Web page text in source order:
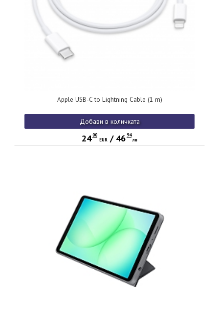
Apple USB-C to Lightning Cable (1 m)
Добави в количката
2400
EUR / 4694
лв